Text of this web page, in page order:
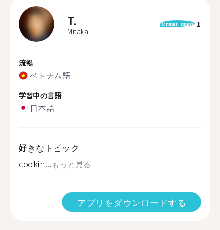
T.
Mitaka
format_quote 1
流暢
ベトナム語
学習中の言語
日本語
好きなトピック
cookin...もっと見る
アプリをダウンロードする